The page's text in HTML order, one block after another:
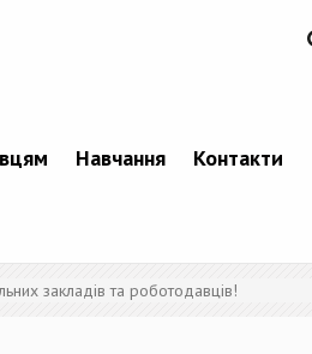
Навчання Контакти
закладів та роботодавців!